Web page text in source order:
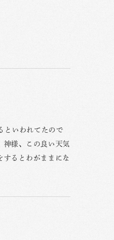
といわれてたので
神様、この良い天気
するとわがままにな